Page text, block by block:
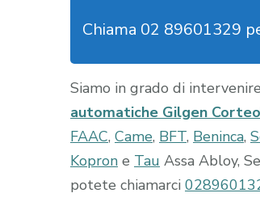
Chiama 02 89601329
Siamo in grado di
automatiche Gilgen
FAAC, Came, BFT, Beninca,
Kopron e Tau Assa Abloy,
potete chiamarci